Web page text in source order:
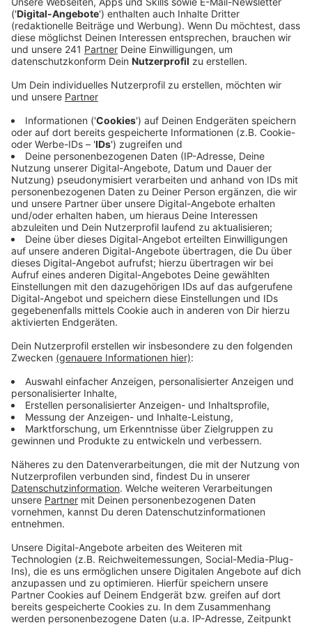
Besucher danach keine Masken mehr tragen. Der
Leverkusener Hausärztesprecher, Peter Travnik,
sieht das mit gemischten Gefühlen.
Veröffentlicht:Donnerstag, 06.04.2023 06:47
Anzeige
Es sei unklar, wie sich das auf die Zahl der Infektionen
auswirkt. Gleichzeitig werde die Stimmung in den
Wartezimmern dadurch wohl besser. Er selbst habe
zuletzt häufiger Patienten erlebt, die sich über die
Maskenpflicht beschwert hätten und auch aggressiv
geworden seien. Theoretisch könnten Praxen,
Einrichtungen und Krankenhäuser die Maskenpflicht bei
sich eigenmächtig verlängern. Das wird hier in
Leverkusen wohl eher nicht passieren. Das Remigius-
Krankenhaus in Opladen zum Beispiel will Besuchern
empfehlen, Maske zu tragen, wenn sie erkältet sind.
Anzeige
Mehr Meldungen aus Leverkusen
Anzeige
Leverkusener Stadtteilzentrum wird aufgehübscht
Autofahrt in Menschenmenge: Fünf Jahre Haft für
Leverkusener
Anzeige